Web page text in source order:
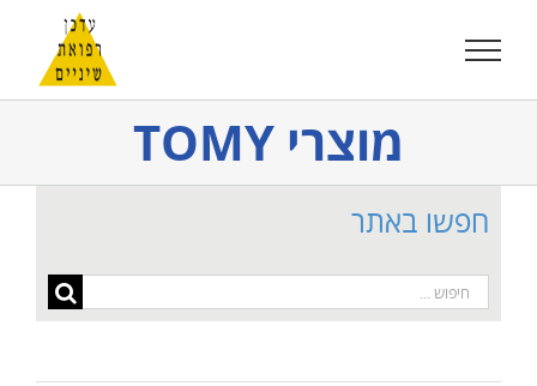
לתוכן
מוצרי TOMY
חפשו באתר
חיפוש...